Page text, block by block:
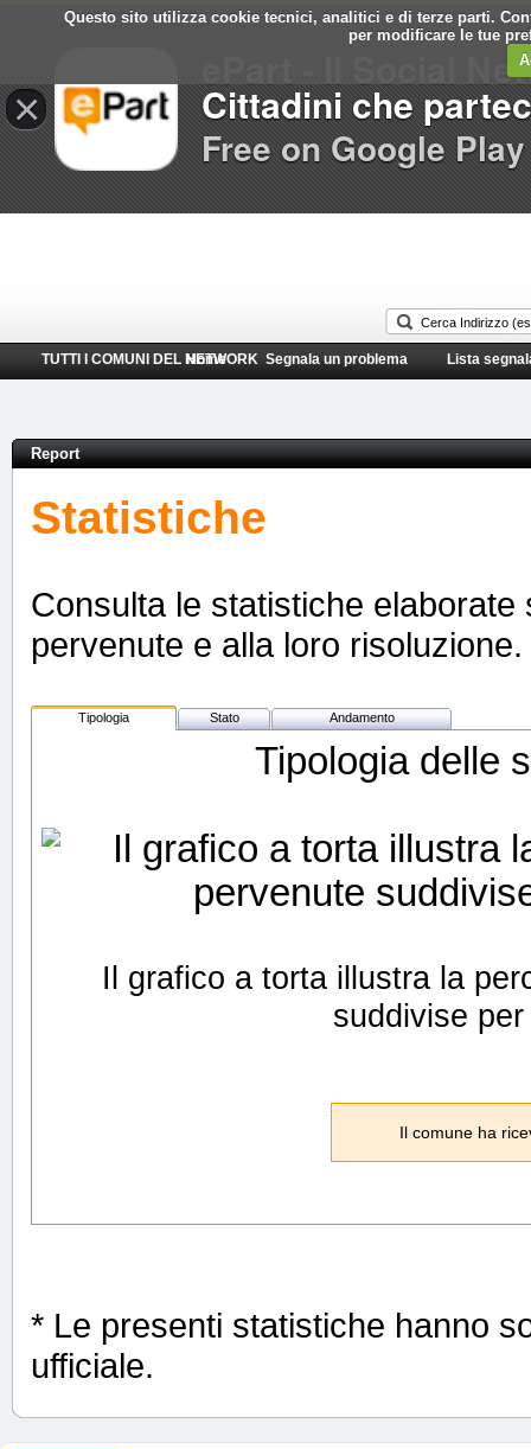
Questo sito utilizza cookie tecnici, analitici e di terze parti.
per modificare le tue
TUTTI I COMUNI DEL NETWORK
Home Segnala un problema Lista
Report
Statistiche
Consulta le statistiche
pervenute e alla loro risoluzione.
Tipologia Stato Andamento
Tipologia delle
Il grafico a torta illustra la
suddivise
Il comune ha
* Le presenti statistiche hanno
ufficiale.
×
ePart - Il Social
Cittadini che
Free on Google Play